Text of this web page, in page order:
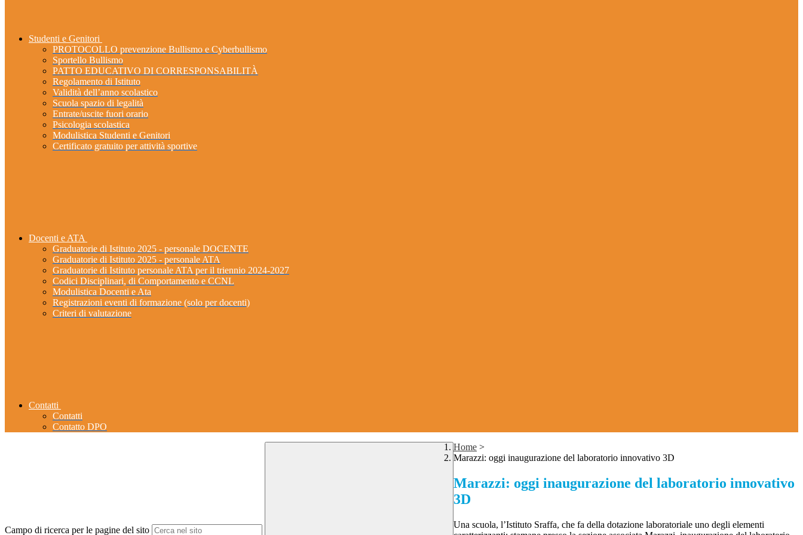
Studenti e Genitori
PROTOCOLLO prevenzione Bullismo e Cyberbullismo
Sportello Bullismo
PATTO EDUCATIVO DI CORRESPONSABILITÀ
Regolamento di Istituto
Validità dell’anno scolastico
Scuola spazio di legalità
Entrate/uscite fuori orario
Psicologia scolastica
Modulistica Studenti e Genitori
Certificato gratuito per attività sportive
Docenti e ATA
Graduatorie di Istituto 2025 - personale DOCENTE
Graduatorie di Istituto 2025 - personale ATA
Graduatorie di Istituto personale ATA per il triennio 2024-2027
Codici Disciplinari, di Comportamento e CCNL
Modulistica Docenti e Ata
Registrazioni eventi di formazione (solo per docenti)
Criteri di valutazione
Contatti
Contatti
Contatto DPO
Campo di ricerca per le pagine del sito
Home >
Marazzi: oggi inaugurazione del laboratorio innovativo 3D
Marazzi: oggi inaugurazione del laboratorio innovativo
3D
Una scuola, l’Istituto Sraffa, che fa della dotazione laboratoriale uno degli elementi